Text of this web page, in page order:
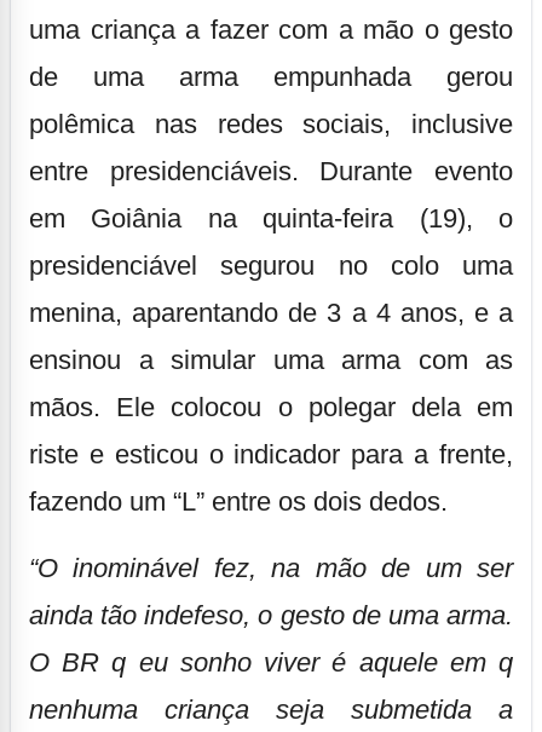
uma criança a fazer com a mão o gesto
de uma arma empunhada gerou
polêmica nas redes sociais, inclusive
entre presidenciáveis. Durante evento
em Goiânia na quinta-feira (19), o
presidenciável segurou no colo uma
menina, aparentando de 3 a 4 anos, e a
ensinou a simular uma arma com as
mãos. Ele colocou o polegar dela em
riste e esticou o indicador para a frente,
fazendo um “L” entre os dois dedos.
“O inominável fez, na mão de um ser
ainda tão indefeso, o gesto de uma arma.
O BR q eu sonho viver é aquele em q
nenhuma criança seja submetida a